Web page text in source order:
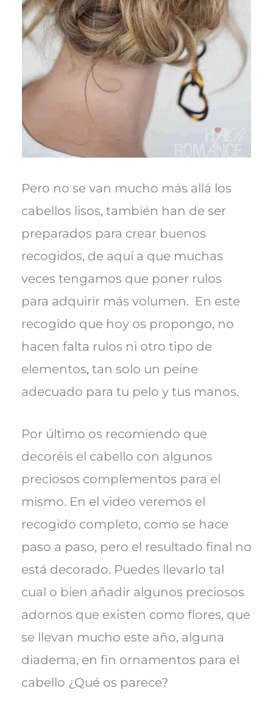
Pero no se van mucho más allá los
cabellos lisos, también han de ser
preparados para crear buenos
recogidos, de aquí a que muchas
veces tengamos que poner rulos
para adquirir más volumen. En este
recogido que hoy os propongo, no
hacen falta rulos ni otro tipo de
elementos, tan solo un peine
adecuado para tu pelo y tus manos.
Por último os recomiendo que
decoréis el cabello con algunos
preciosos complementos para el
mismo. En el video veremos el
recogido completo, como se hace
paso a paso, pero el resultado final no
está decorado. Puedes llevarlo tal
cual o bien añadir algunos preciosos
adornos que existen como flores, que
se llevan mucho este año, alguna
diadema, en fin ornamentos para el
cabello ¿Qué os parece?